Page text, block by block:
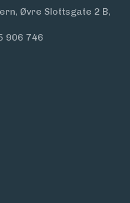
Øvre Slottsgate 2 B,
906 746